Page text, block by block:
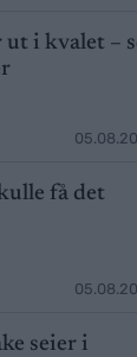
i kvalet –
få det
seier i